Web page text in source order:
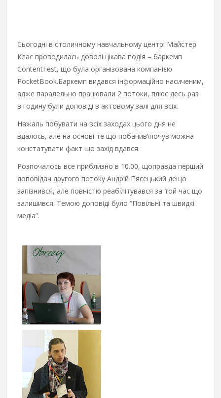
Сьогодні в столичному навчальному центрі Майстер
Клас проводилась доволі цікава подія – баркемп
СontentFest, що була організована компанією
PocketBook.Баркемп видався інформаційно насиченим,
адже паралельно працювали 2 потоки, плюс десь раз
в годину були доповіді в актовому залі для всіх.
Нажаль побувати на всіх заходах цього дня не
вдалось, але на основі те що побачив\почув можна
констатувати факт що захід вдався.
Розпочалось все приблизно в 10.00, щоправда перший
доповідач другого потоку Андрій Пясецький дещо
запізнився, але повністю реабілітувався за той час що
залишився. Темою доповіді було “Повільні та швидкі
медіа”.